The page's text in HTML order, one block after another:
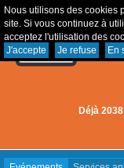
Nous utilisons des cookies
site. Si vous continuez à
acceptez l'utilisation des
J'accepte
Je refuse En
Déjà